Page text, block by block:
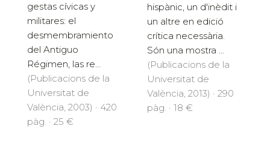
gestas cívicas y
militares: el
desmembramiento
del Antiguo
Régimen, las re...
(Publicacions de la
Universitat de
València, 2003) · 420
pàg. · 25 €
hispànic, un d'inèdit i
un altre en edició
crítica necessària.
Són una mostra ...
(Publicacions de la
Universitat de
València, 2013) · 290
pàg. · 18 €